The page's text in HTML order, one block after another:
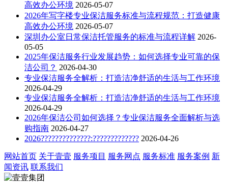
高效办公环境 2026-05-07
2026年写字楼专业保洁服务标准与流程规范：打造健康
高效办公环境 2026-05-07
深圳办公室日常保洁托管服务的标准与流程详解 2026-
05-05
2025年保洁服务行业发展趋势：如何选择专业可靠的保
洁公司？ 2026-04-30
专业保洁服务全解析：打造洁净舒适的生活与工作环境
2026-04-29
专业保洁服务全解析：打造洁净舒适的生活与工作环境
2026-04-29
2026年保洁公司如何选择？专业保洁服务全面解析与选
购指南 2026-04-27
2026??????????????:????????????? 2026-04-26
网站首页 关于壹壹 服务项目 服务网点 服务标准 服务案例 新
闻资讯 联系我们